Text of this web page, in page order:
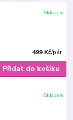
499 Kč/pár
Skladem
Přidat do košíku
Skladem